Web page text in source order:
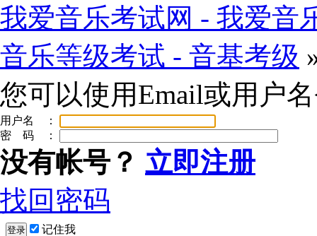
我爱音乐考试网 - 我爱音
音乐等级考试 - 音基考级
您可以使用Email或用户
用户名 ：
密 码 ：
没有帐号？ 立即注册
找回密码
登录 记住我